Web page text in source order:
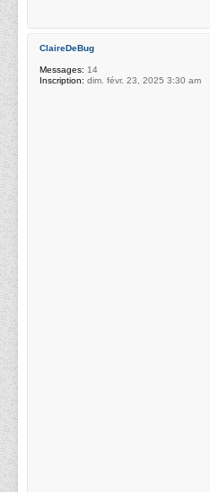
ClaireDeBug
Messages: 14
Inscription: dim. févr. 23, 2025 3:30 am